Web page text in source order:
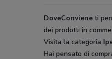
DoveConviene ti
dei prodotti in
Visita la categoria
Hai pensato di